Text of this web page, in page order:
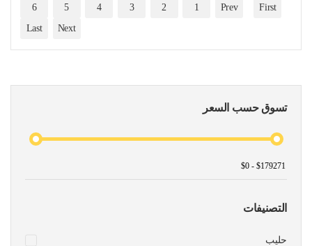
تسوق حسب السعر
التصنيفات
حليب
First
Prev
1
2
3
4
5
6
Next
Last